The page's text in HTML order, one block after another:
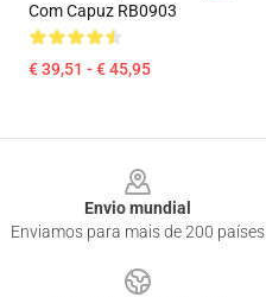
Com Capuz RB0903
€ 39,51 - € 45,95
Envio mundial
Enviamos para mais de 200 países